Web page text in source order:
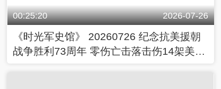
00:25:20 2026-07-26
《时光军史馆》 20260726 纪念抗美援朝
战争胜利73周年 零伤亡击落击伤14架美机